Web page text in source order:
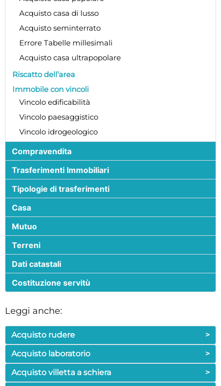
Acquisto casa di lusso
Acquisto seminterrato
Errore Tabelle millesimali
Acquisto casa ultrapopolare
Riscatto dell’area
Immobile con vincoli
Vincolo edificabilità
Vincolo paesaggistico
Vincolo idrogeologico
Compravendita
Trasferimenti Immobiliari
Tipologie di trasferimenti
Casa
Mutuo
Terreni
Dati catastali
Costituzione servitù
Leggi anche:
Acquisto rudere
>
Acquisto laboratorio
>
Acquisto villetta a schiera
>